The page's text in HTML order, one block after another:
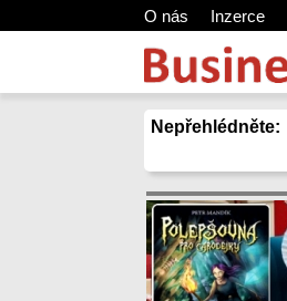
O nás Inzerce
Nepřehlédněte: